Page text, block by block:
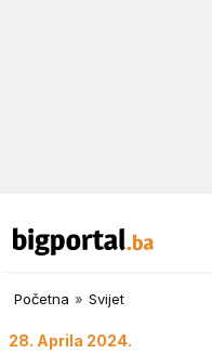
Početna » Svijet
28. Aprila 2024.